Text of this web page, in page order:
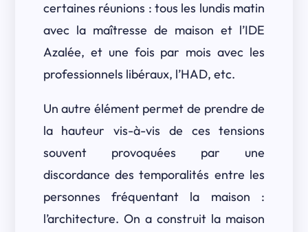
certaines réunions : tous les lundis matin
avec la maîtresse de maison et l’IDE
Azalée, et une fois par mois avec les
professionnels libéraux, l’HAD, etc.
Un autre élément permet de prendre de
la hauteur vis-à-vis de ces tensions
souvent provoquées par une
discordance des temporalités entre les
personnes fréquentant la maison :
l’architecture. On a construit la maison